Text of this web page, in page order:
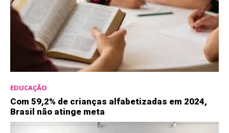
EDUCAÇÃO
Com 59,2% de crianças alfabetizadas em 2024,
Brasil não atinge meta